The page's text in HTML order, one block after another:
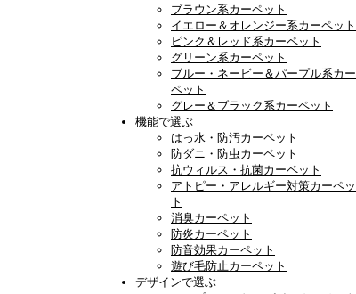
ブラウン系カーペット
イエロー＆オレンジー系カーペット
ピンク＆レッド系カーペット
グリーン系カーペット
ブルー・ネービー＆パープル系カー
ペット
グレー＆ブラック系カーペット
機能で選ぶ
はっ水・防汚カーペット
防ダニ・防虫カーペット
抗ウィルス・抗菌カーペット
アトピー・アレルギー対策カーペッ
ト
消臭カーペット
防炎カーペット
防音効果カーペット
遊び毛防止カーペット
デザインで選ぶ